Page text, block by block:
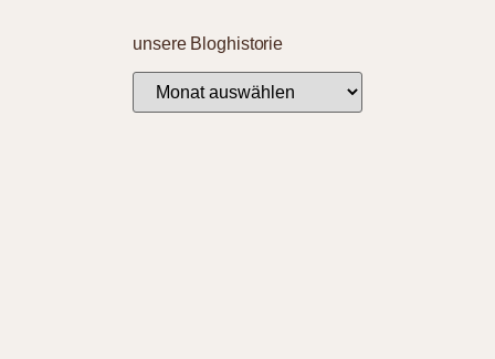
unsere Bloghistorie